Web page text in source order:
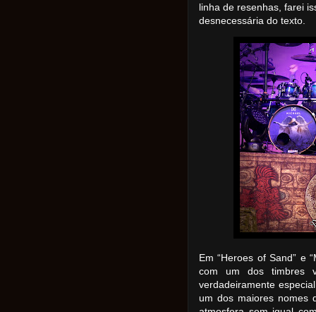
linha de resenhas, farei
desnecessária do texto.
Em “Heroes of Sand” e
com um dos timbres
verdadeiramente
um dos maiores nomes